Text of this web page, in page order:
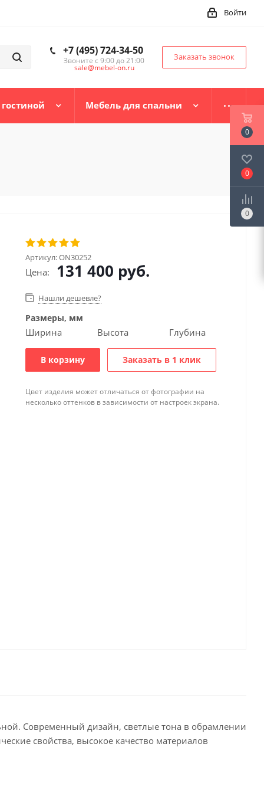
Войти
+7 (495) 724-34-50
Звоните с 9:00 до 21:00
sale@mebel-on.ru
Заказать звонок
Мебель для спальни
Артикул:ON30252
Цена: 131 400 руб.
Нашли дешевле?
Размеры, мм
Ширина Высота Глубина
В корзину Заказать в 1 клик
Цвет изделия может отличаться от фотографии на
несколько оттенков в зависимости от настроек экрана.
Современный дизайн, светлые тона в обрамлении
свойства, высокое качество материалов
0
0
0